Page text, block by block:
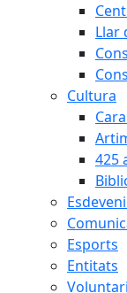
Llar
Cultura
425
Esports
Entitats